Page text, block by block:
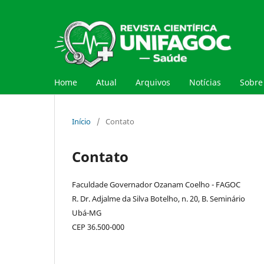
Home Atual Arquivos Notícias
Início / Contato
Contato
Faculdade Governador Ozanam Coelho - FAGOC
R. Dr. Adjalme da Silva Botelho, n. 20, B. Seminário
Ubá-MG
CEP 36.500-000